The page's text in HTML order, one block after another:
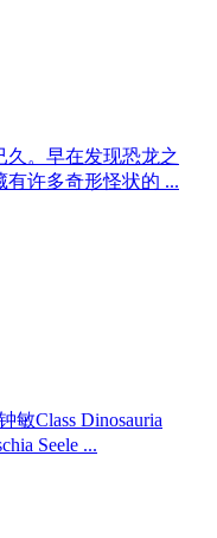
久。早在发现恐龙之
许多奇形怪状的 ...
敏Class Dinosauria
Seele ...